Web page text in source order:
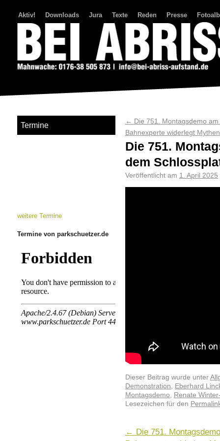
Aktiv! Downloads Jura Texte Reden Presse
← Die 751. Montagsdemo
Bahnexperte widerlegt
Die 751.
dem
Veröffentlicht am 1. April 2025
Dieser Beitrag wurde unter
Demonstration
Eberhard
Montagsdemo
Renate
Lesezeichen für den
← Die 751.
Termine
weitere Termine
Termine von parkschuetzer.de